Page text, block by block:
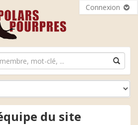
Connexion
du site